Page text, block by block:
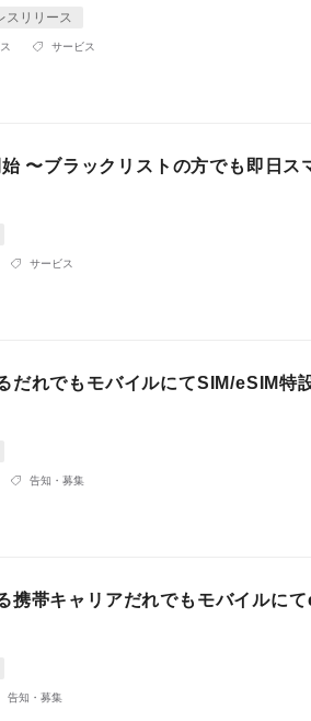
スリリース
サービス
〜ブラックリストの方でも即日ス
サービス
だれでもモバイルにてSIM/eSIM特
告知・募集
携帯キャリアだれでもモバイルに
告知・募集